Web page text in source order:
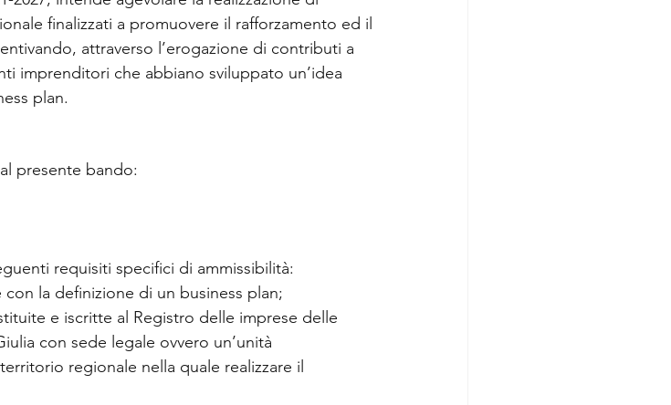
finalizzati a promuovere il rafforzamento ed il
attraverso l’erogazione di contributi a
imprenditori che abbiano sviluppato un’idea
plan.
presente bando:
requisiti specifici di ammissibilità:
la definizione di un business plan;
e iscritte al Registro delle imprese delle
con sede legale ovvero un’unità
regionale nella quale realizzare il